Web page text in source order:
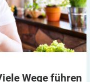
Wege führen